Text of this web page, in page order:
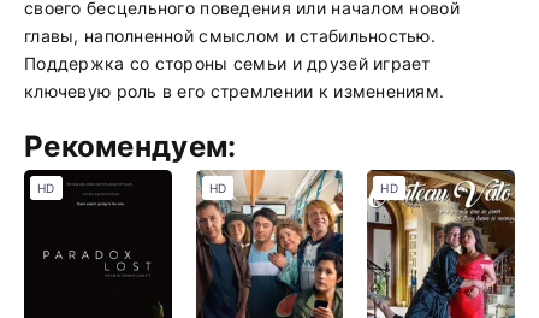
своего бесцельного поведения или началом новой
главы, наполненной смыслом и стабильностью.
Поддержка со стороны семьи и друзей играет
ключевую роль в его стремлении к изменениям.
Рекомендуем:
HD HD HD